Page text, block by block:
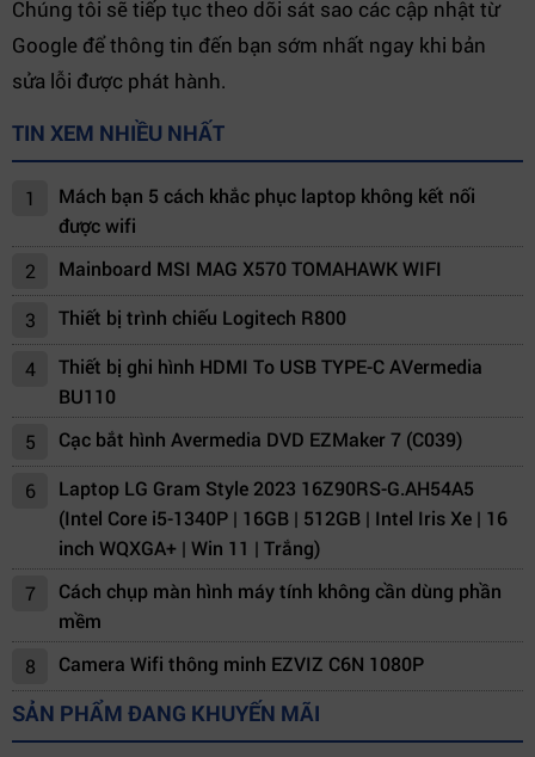
Chúng tôi sẽ tiếp tục theo dõi sát sao các cập nhật từ
Google để thông tin đến bạn sớm nhất ngay khi bản
sửa lỗi được phát hành.
TIN XEM NHIỀU NHẤT
1
Mách bạn 5 cách khắc phục laptop không kết nối
được wifi
2
Mainboard MSI MAG X570 TOMAHAWK WIFI
3 Thiết bị trình chiếu Logitech R800
4
Thiết bị ghi hình HDMI To USB TYPE-C AVermedia
BU110
5
Cạc bắt hình Avermedia DVD EZMaker 7 (C039)
6
Laptop LG Gram Style 2023 16Z90RS-G.AH54A5
(Intel Core i5-1340P | 16GB | 512GB | Intel Iris Xe | 16
inch WQXGA+ | Win 11 | Trắng)
7
Cách chụp màn hình máy tính không cần dùng phần
mềm
8
Camera Wifi thông minh EZVIZ C6N 1080P
SẢN PHẨM ĐANG KHUYẾN MÃI